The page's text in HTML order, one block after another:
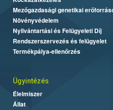
Mezőgazdasági genetikai
Növényvédelem
Nyilvántartási és Felügyeleti Díj
Rendszerszervezés és felügyelet
Termékpálya-ellenőrzés
Ügyintézés
Élelmiszer
Állat